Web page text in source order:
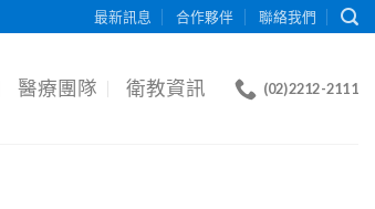
最新訊息 合作夥伴 聯絡我們
醫療團隊 衛教資訊 (02)2212-2111